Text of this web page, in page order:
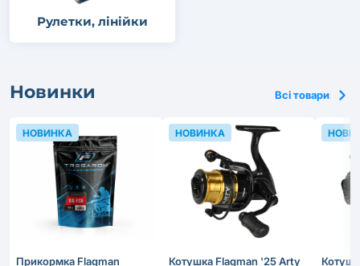
Рулетки, лінійки
Новинки Всі товари
Прикормка Flagman
НОВИНКА
Котушка Flagman '25 Arty
НОВИНКА